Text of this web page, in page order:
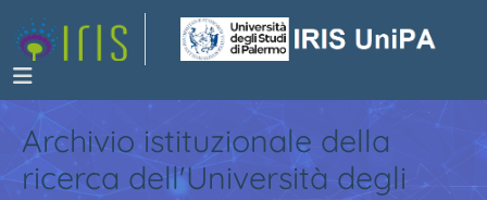
Archivio istituzionale della
ricerca dell'Università degli